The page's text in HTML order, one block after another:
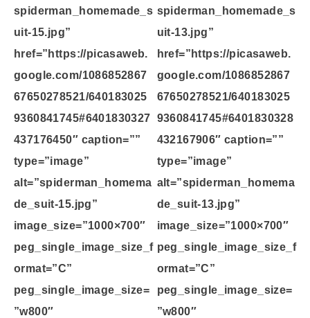
spiderman_homemade_s
uit-15.jpg”
href=”https://picasaweb.
google.com/1086852867
67650278521/640183025
9360841745#6401830327
437176450″ caption=””
type=”image”
alt=”spiderman_homema
de_suit-15.jpg”
image_size=”1000×700″
peg_single_image_size_f
ormat=”C”
peg_single_image_size=
”w800″
spiderman_homemade_s
uit-13.jpg”
href=”https://picasaweb.
google.com/1086852867
67650278521/640183025
9360841745#6401830328
432167906″ caption=””
type=”image”
alt=”spiderman_homema
de_suit-13.jpg”
image_size=”1000×700″
peg_single_image_size_f
ormat=”C”
peg_single_image_size=
”w800″